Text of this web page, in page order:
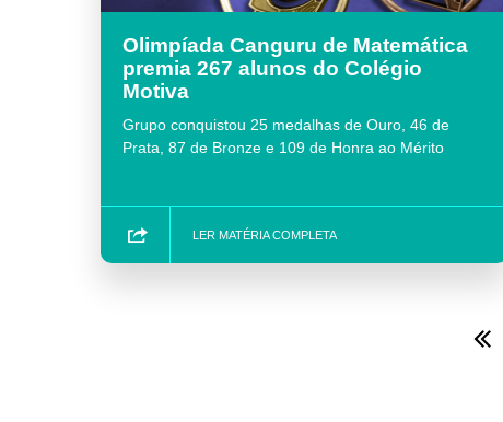
Olimpíada Canguru de Matemática
premia 267 alunos do Colégio
Motiva
Grupo conquistou 25 medalhas de Ouro, 46 de
Prata, 87 de Bronze e 109 de Honra ao Mérito
LER MATÉRIA COMPLETA